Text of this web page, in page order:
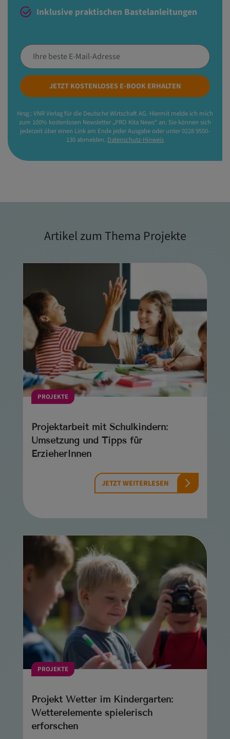
Inklusive praktischen Bastelanleitungen
JETZT KOSTENLOSES E-BOOK ERHALTEN
Hrsg.: VNR Verlag für die Deutsche Wirtschaft AG. Hiermit melde ich mich
zum 100% kostenlosen Newsletter „PRO Kita News“ an. Sie können sich
jederzeit über einen Link am Ende jeder Ausgabe oder unter 0228 9550-
130 abmelden. Datenschutz-Hinweis
Artikel zum Thema Projekte
PROJEKTE
Projektarbeit mit Schulkindern:
Umsetzung und Tipps für
ErzieherInnen
JETZT WEITERLESEN
PROJEKTE
Projekt Wetter im Kindergarten:
Wetterelemente spielerisch
erforschen